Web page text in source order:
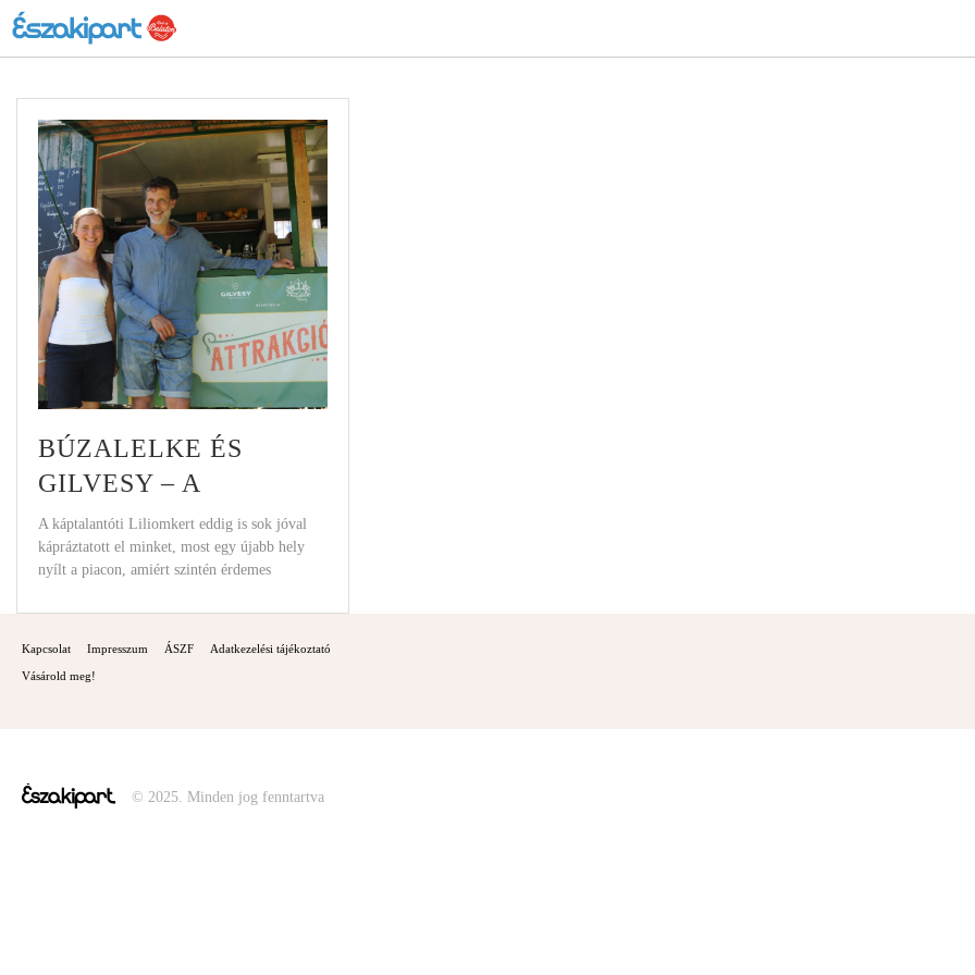
BÚZALELKE ÉS
GILVESY – A
LEGÚJABB
ATTRAKCIÓ
A káptalantóti Liliomkert eddig is sok jóval
kápráztatott el minket, most egy újabb hely
nyílt a piacon, amiért szintén érdemes
Kapcsolat Impresszum ÁSZF Adatkezelési tájékoztató
Vásárold meg!
© 2025. Minden jog fenntartva